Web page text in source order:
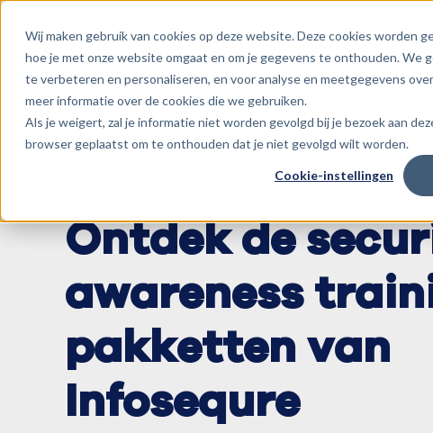
Wij maken gebruik van cookies op deze website. Deze cookies worden
hoe je met onze website omgaat en om je gegevens te onthouden. We
te verbeteren en personaliseren, en voor analyse en meetgegevens
meer informatie over de cookies die we gebruiken.
Als je weigert, zal je informatie niet worden gevolgd bij je bezoek aan
browser geplaatst om te onthouden dat je niet gevolgd wilt worden.
Cookie-instellingen
Ontdek de
awareness
pakketten van
Infosequre